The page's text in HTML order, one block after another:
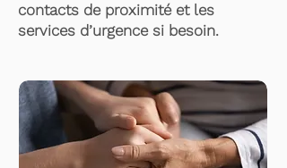
contacts de proximité et les
services d’urgence si besoin.